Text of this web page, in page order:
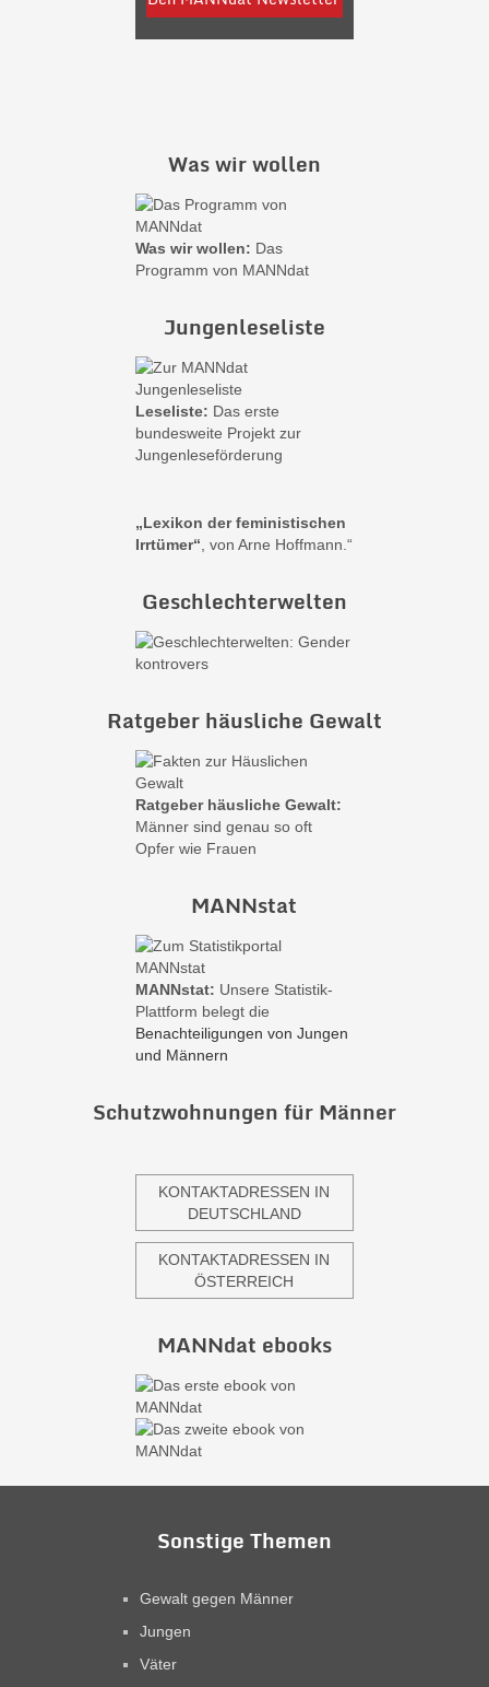
Was wir wollen
Was wir wollen: Das
Programm von MANNdat
Jungenleseliste
Leseliste: Das erste
bundesweite Projekt zur
Jungenleseförderung
„Lexikon der feministischen
Irrtümer“ , von Arne Hoffmann.“
Geschlechterwelten
Ratgeber häusliche Gewalt
Ratgeber häusliche Gewalt:
Männer sind genau so oft
Opfer wie Frauen
MANNstat
MANNstat: Unsere Statistik-
Plattform belegt die
Benachteiligungen von Jungen
und Männern
Schutzwohnungen für Männer
KONTAKTADRESSEN IN
DEUTSCHLAND
KONTAKTADRESSEN IN
ÖSTERREICH
MANNdat ebooks
Sonstige Themen
Gewalt gegen Männer
Jungen
Väter